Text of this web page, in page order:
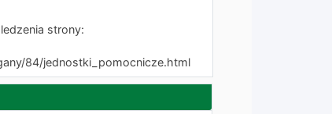
strony:
84/jednostki_pomocnicze.html